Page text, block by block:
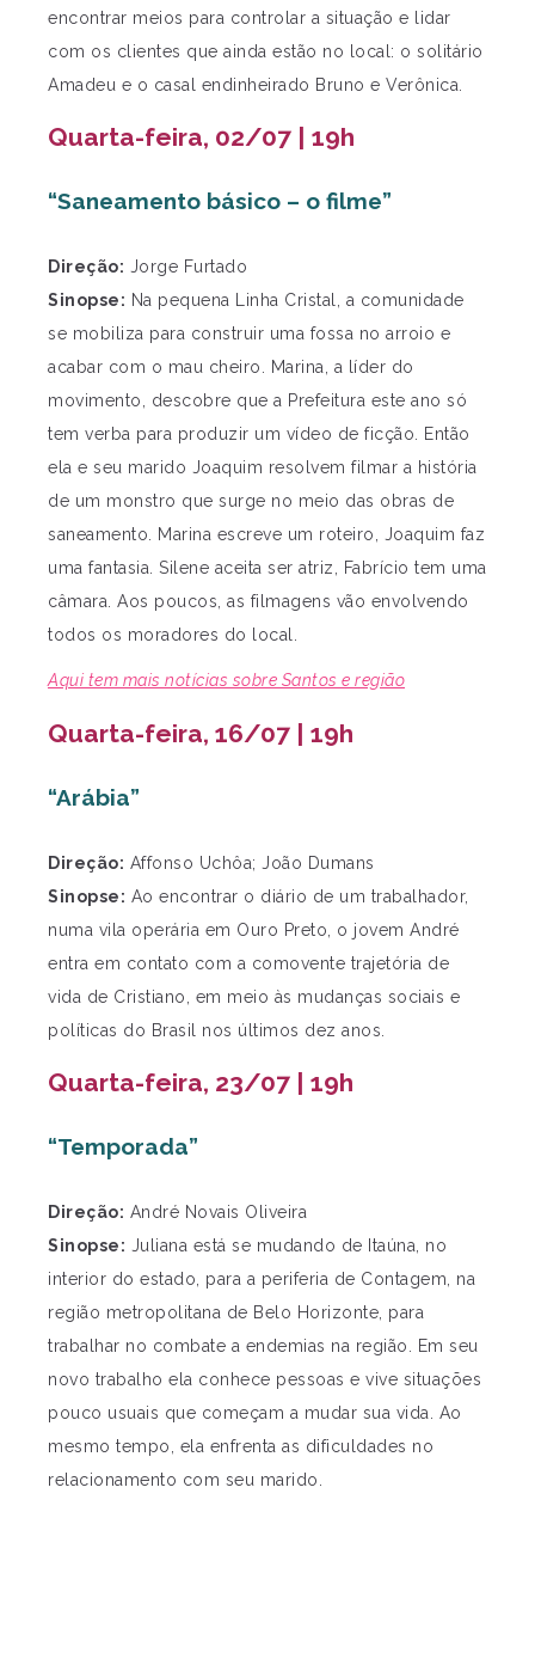
encontrar meios para controlar a situação e lidar
com os clientes que ainda estão no local: o solitário
Amadeu e o casal endinheirado Bruno e Verônica.
Quarta-feira, 02/07 | 19h
“Saneamento básico – o filme”
Direção: Jorge Furtado
Sinopse: Na pequena Linha Cristal, a comunidade
se mobiliza para construir uma fossa no arroio e
acabar com o mau cheiro. Marina, a líder do
movimento, descobre que a Prefeitura este ano só
tem verba para produzir um vídeo de ficção. Então
ela e seu marido Joaquim resolvem filmar a história
de um monstro que surge no meio das obras de
saneamento. Marina escreve um roteiro, Joaquim faz
uma fantasia. Silene aceita ser atriz, Fabrício tem uma
câmara. Aos poucos, as filmagens vão envolvendo
todos os moradores do local.
Aqui tem mais notícias sobre Santos e região
Quarta-feira, 16/07 | 19h
“Arábia”
Direção: Affonso Uchôa; João Dumans
Sinopse: Ao encontrar o diário de um trabalhador,
numa vila operária em Ouro Preto, o jovem André
entra em contato com a comovente trajetória de
vida de Cristiano, em meio às mudanças sociais e
políticas do Brasil nos últimos dez anos.
Quarta-feira, 23/07 | 19h
“Temporada”
Direção: André Novais Oliveira
Sinopse: Juliana está se mudando de Itaúna, no
interior do estado, para a periferia de Contagem, na
região metropolitana de Belo Horizonte, para
trabalhar no combate a endemias na região. Em seu
novo trabalho ela conhece pessoas e vive situações
pouco usuais que começam a mudar sua vida. Ao
mesmo tempo, ela enfrenta as dificuldades no
relacionamento com seu marido.